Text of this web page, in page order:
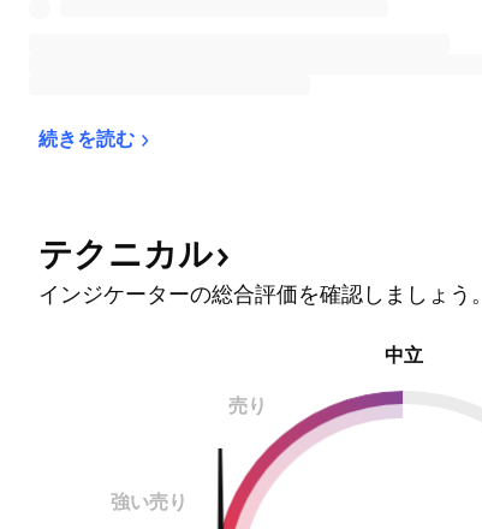
続きを読む
テクニカル
インジケーターの総合評価を確認しましょう。
中立
売り
強い売り